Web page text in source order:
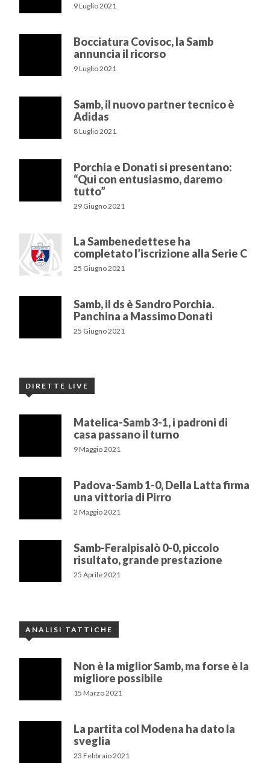
9 Luglio 2021
Bocciatura Covisoc, la Samb
annuncia il ricorso
9 Luglio 2021
Samb, il nuovo partner tecnico è
Adidas
8 Luglio 2021
Porchia e Donati si presentano:
“Qui con entusiasmo, daremo
tutto”
29 Giugno 2021
La Sambenedettese ha
completato l’iscrizione alla Serie C
25 Giugno 2021
Samb, il ds è Sandro Porchia.
Panchina a Massimo Donati
25 Giugno 2021
DIRETTE LIVE
Matelica-Samb 3-1, i padroni di
casa passano il turno
9 Maggio 2021
Padova-Samb 1-0, Della Latta firma
una vittoria di Pirro
2 Maggio 2021
Samb-Feralpisalò 0-0, piccolo
risultato, grande prestazione
25 Aprile 2021
ANALISI TATTICHE
Non è la miglior Samb, ma forse è la
migliore possibile
15 Marzo 2021
La partita col Modena ha dato la
sveglia
23 Febbraio 2021